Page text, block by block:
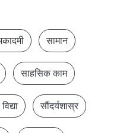
सामान
साहसिक काम
सौंदर्यशास्र